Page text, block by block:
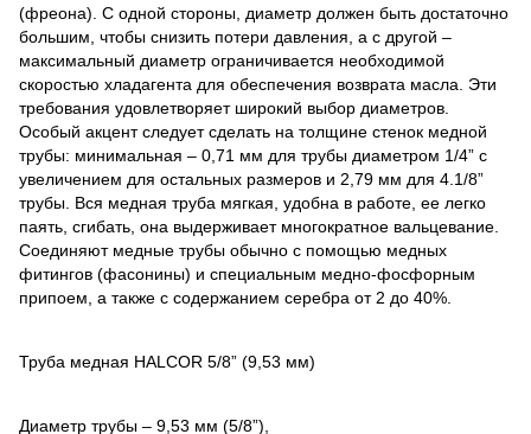
(фреона). С одной стороны, диаметр должен быть достаточно
большим, чтобы снизить потери давления, а с другой –
максимальный диаметр ограничивается необходимой
скоростью хладагента для обеспечения возврата масла. Эти
требования удовлетворяет широкий выбор диаметров.
Особый акцент следует сделать на толщине стенок медной
трубы: минимальная – 0,71 мм для трубы диаметром 1/4” с
увеличением для остальных размеров и 2,79 мм для 4.1/8”
трубы. Вся медная труба мягкая, удобна в работе, ее легко
паять, сгибать, она выдерживает многократное вальцевание.
Соединяют медные трубы обычно с помощью медных
фитингов (фасонины) и специальным медно-фосфорным
припоем, а также с содержанием серебра от 2 до 40%.
Труба медная HALCOR 5/8” (9,53 мм)
Диаметр трубы – 9,53 мм (5/8”),